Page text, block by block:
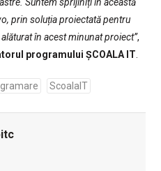
Suntem sprijiniți în această
prin soluția proiectată pentru
în acest minunat proiect”,
programului ȘCOALA IT.
ScoalaIT